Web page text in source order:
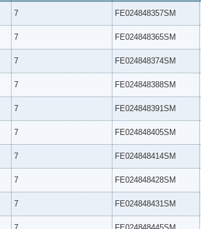
7 FE024848357SM
7 FE024848365SM
7 FE024848374SM
7 FE024848388SM
7 FE024848391SM
7 FE024848405SM
7 FE024848414SM
7 FE024848428SM
7 FE024848431SM